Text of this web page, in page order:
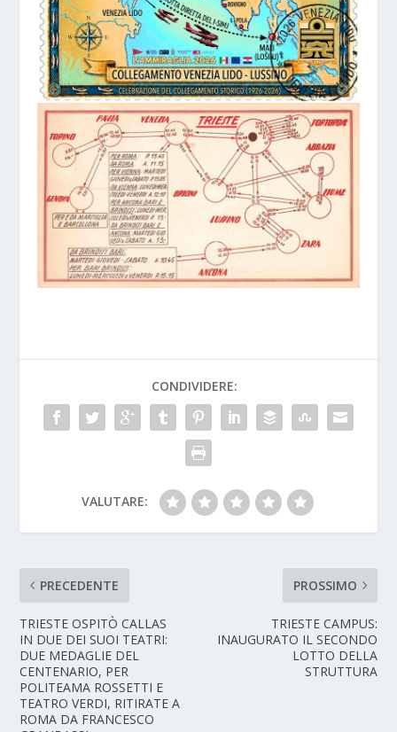
CONDIVIDERE:
VALUTARE:
PRECEDENTE
TRIESTE OSPITÒ CALLAS
IN DUE DEI SUOI TEATRI:
DUE MEDAGLIE DEL
CENTENARIO, PER
POLITEAMA ROSSETTI E
TEATRO VERDI, RITIRATE A
ROMA DA FRANCESCO
PROSSIMO
TRIESTE CAMPUS:
INAUGURATO IL SECONDO
LOTTO DELLA
STRUTTURA